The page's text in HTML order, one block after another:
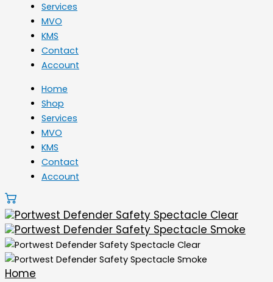
Services
MVO
KMS
Contact
Account
Home
Shop
Services
MVO
KMS
Contact
Account
Home